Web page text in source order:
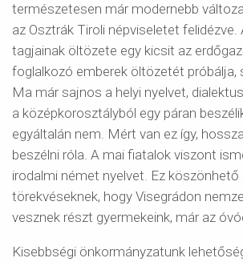
természetesen már modernebb
az Osztrák Tiroli népviseletet felidézve.
tagjainak öltözete egy kicsit az
foglalkozó emberek öltözetét próbálja,
Ma már sajnos a helyi nyelvet,
a középkorosztályból egy páran
egyáltalán nem. Mért van ez így,
beszélni róla. A mai fiatalok viszont
irodalmi német nyelvet. Ez köszönhető
törekvéseknek, hogy Visegrádon
vesznek részt gyermekeink, már az
Kisebbségi önkormányzatunk